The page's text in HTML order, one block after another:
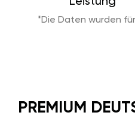
*Die Daten wurden
PREMIUM